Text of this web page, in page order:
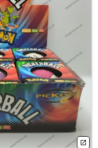
open_in_new